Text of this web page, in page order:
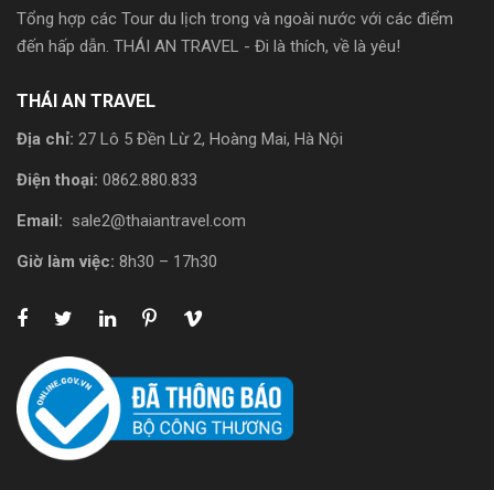
Tổng hợp các Tour du lịch trong và ngoài nước với các điểm
đến hấp dẫn. THÁI AN TRAVEL - Đi là thích, về là yêu!
THÁI AN TRAVEL
Địa chỉ: 27 Lô 5 Đền Lừ 2, Hoàng Mai, Hà Nội
Điện thoại: 0862.880.833
Email: sale2@thaiantravel.com
Giờ làm việc: 8h30 – 17h30